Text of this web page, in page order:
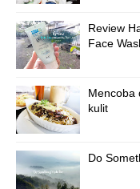
Review
Face
Mencoba
kulit
Do